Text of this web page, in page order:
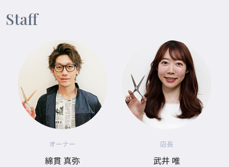
Staff
オーナー
綿貫 真弥
店長
武井 唯